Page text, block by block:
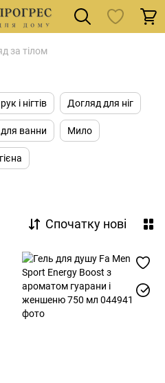
за тілом
і нігтів Догляд для ніг
для ванни Мило
Спочатку нові